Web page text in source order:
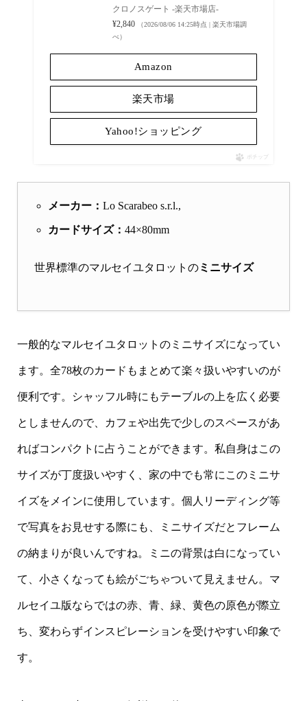
クロノスゲート -楽天市場店-
¥2,840
（2026/08/06 14:25時点 | 楽天市場調
べ）
Amazon
楽天市場
Yahoo!ショッピング
ポチップ
メーカー： Lo Scarabeo s.r.l.,
カードサイズ： 44×80mm
世界標準のマルセイユタロットのミニサイズ
一般的なマルセイユタロットのミニサイズになってい
ます。全78枚のカードもまとめて楽々扱いやすいのが
便利です。シャッフル時にもテーブルの上を広く必要
としませんので、カフェや出先で少しのスペースがあ
ればコンパクトに占うことができます。私自身はこの
サイズが丁度扱いやすく、家の中でも常にこのミニサ
イズをメインに使用しています。個人リーディング等
で写真をお見せする際にも、ミニサイズだとフレーム
の納まりが良いんですね。ミニの背景は白になってい
て、小さくなっても絵がごちゃついて見えません。マ
ルセイユ版ならではの赤、青、緑、黄色の原色が際立
ち、変わらずインスピレーションを受けやすい印象で
す。